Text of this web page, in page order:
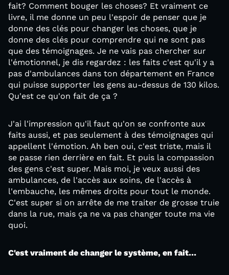
fait? Comment bouger les choses? Et vraiment ce
livre, il me donne un peu l'espoir de penser que je
donne des clés pour changer les choses, que je
donne des clés pour comprendre qui ne sont pas
que des témoignages. Je ne vais pas chercher sur
l'émotionnel, je dis regardez : les faits c'est qu'il y a
pas d'ambulances dans ton département en France
qui puisse supporter les gens au-dessus de 130 kilos.
Qu'est ce qu'on fait de ça ?
J'ai l'impression qu'il faut qu'on se confronte aux
faits aussi, et pas seulement à des témoignages qui
appellent l'émotion. Ah ben oui, c'est triste, mais il
se passe rien derrière en fait. Et puis la compassion
des gens c'est super. Mais moi, je veux aussi des
ambulances, de l'accès aux soins, de l'accès à
l'embauche, les mêmes droits pour tout le monde.
C'est super si on arrête de me traiter de grosse truie
dans la rue, mais ça ne va pas changer toute ma vie
quoi.
C'est vraiment de changer le système, en fait…